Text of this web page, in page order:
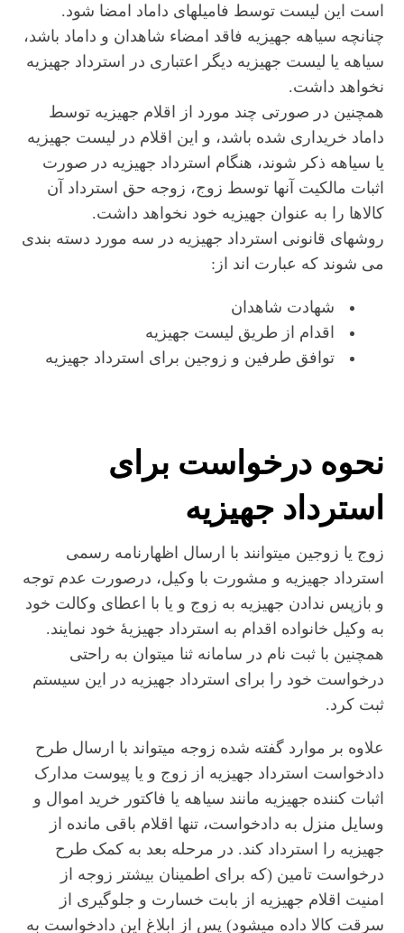
است این لیست توسط فامیلهای داماد امضا شود.
چنانچه سیاهه جهیزیه فاقد امضاء شاهدان و داماد باشد،
سیاهه یا لیست جهیزیه دیگر اعتباری در استرداد جهیزیه
نخواهد داشت.
همچنین در صورتی چند مورد از اقلام جهیزیه توسط
داماد خریداری شده باشد، و این اقلام در لیست جهیزیه
یا سیاهه ذکر شوند، هنگام استرداد جهیزیه در صورت
اثبات مالکیت آنها توسط زوج، زوجه حق استرداد آن
کالاها را به عنوان جهیزیه خود نخواهد داشت.
روشهای قانونی استرداد جهیزیه در سه مورد دسته بندی
می شوند که عبارت اند از:
شهادت شاهدان
اقدام از طریق لیست جهیزیه
توافق طرفین و زوجین برای استرداد جهیزیه
نحوه درخواست برای
استرداد جهیزیه
زوج یا زوجین میتوانند با ارسال اظهارنامه رسمی
استرداد جهیزیه و مشورت با وکیل، درصورت عدم توجه
و بازپس ندادن جهیزیه به زوج و یا با اعطای وکالت خود
به وکیل خانواده اقدام به استرداد جهیزیۀ خود نمایند.
همچنین با ثبت نام در سامانه ثنا میتوان به راحتی
درخواست خود را برای استرداد جهیزیه در این سیستم
ثبت کرد.
علاوه بر موارد گفته شده زوجه میتواند با ارسال طرح
دادخواست استرداد جهیزیه از زوج و یا پیوست مدارک
اثبات کننده جهیزیه مانند سیاهه یا فاکتور خرید اموال و
وسایل منزل به دادخواست، تنها اقلام باقی مانده از
جهیزیه را استرداد کند. در مرحله بعد به کمک طرح
درخواست تامین (که برای اطمینان بیشتر زوجه از
امنیت اقلام جهیزیه از بابت خسارت و جلوگیری از
سرقت کالا داده میشود) پس از ابلاغ این دادخواست به